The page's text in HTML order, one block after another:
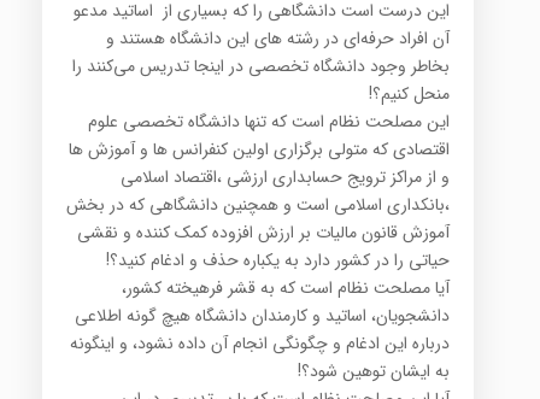
این درست است دانشگاهی را که بسیاری از اساتید مدعو
آن افراد حرفه‌ای در رشته های این دانشگاه هستند و
بخاطر وجود دانشگاه تخصصی در اینجا تدریس می‌کنند را
منحل کنیم؟!
این مصلحت نظام است که تنها دانشگاه تخصصی علوم
اقتصادی که متولی برگزاری اولین کنفرانس ها و آموزش ها
و از مراکز ترویج حسابداری ارزشی ،اقتصاد اسلامی
،بانکداری اسلامی است و همچنین دانشگاهی که در بخش
آموزش قانون مالیات بر ارزش افزوده کمک کننده و نقشی
حیاتی را در کشور دارد به یکباره حذف و ادغام کنید؟!
آیا مصلحت نظام است که به قشر فرهیخته کشور،
دانشجویان، اساتید و کارمندان دانشگاه هیچ گونه اطلاعی
درباره این ادغام و چگونگی انجام آن داده نشود، و اینگونه
به ایشان توهین شود؟!